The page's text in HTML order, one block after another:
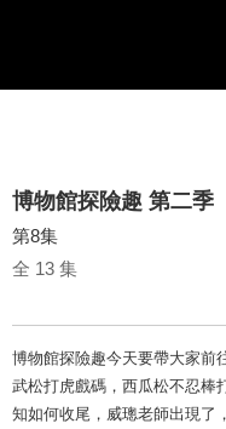
博物館探險趣 第二季
第8集
全 13 集
博物館探險趣今天要帶大家前
武松打虎戲碼，西瓜松不忍棒
知如何收尾，威璁老師出現了